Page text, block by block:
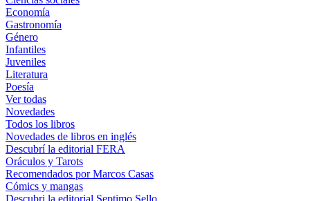
Economía
Gastronomía
Género
Infantiles
Juveniles
Literatura
Poesía
Ver todas
Novedades
Todos los libros
Novedades de libros en inglés
Descubrí la editorial FERA
Oráculos y Tarots
Recomendados por Marcos Casas
Cómics y mangas
Descubri la editorial Septimo Sello